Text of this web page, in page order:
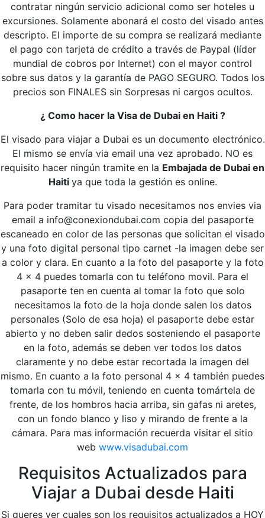
contratar ningún servicio adicional como ser hoteles u
excursiones. Solamente abonará el costo del visado antes
descripto. El importe de su compra se realizará mediante
el pago con tarjeta de crédito a través de Paypal (líder
mundial de cobros por Internet) con el mayor control
sobre sus datos y la garantía de PAGO SEGURO. Todos los
precios son FINALES sin Sorpresas ni cargos ocultos.
¿ Como hacer la Visa de Dubai en Haiti ?
El visado para viajar a Dubai es un documento electrónico.
El mismo se envía via email una vez aprobado. NO es
requisito hacer ningún tramite en la Embajada de Dubai en
Haiti ya que toda la gestión es online.
Para poder tramitar tu visado necesitamos nos envies via
email a info@conexiondubai.com copia del pasaporte
escaneado en color de las personas que solicitan el visado
y una foto digital personal tipo carnet -la imagen debe ser
a color y clara. En cuanto a la foto del pasaporte y la foto
4 x 4 puedes tomarla con tu teléfono movil. Para el
pasaporte ten en cuenta al tomar la foto que solo
necesitamos la foto de la hoja donde salen los datos
personales (Solo de esa hoja) el pasaporte debe estar
abierto y no deben salir dedos sosteniendo el pasaporte
en la foto, además se deben ver todos los datos
claramente y no debe estar recortada la imagen del
mismo. En cuanto a la foto personal 4 x 4 también puedes
tomarla con tu móvil, teniendo en cuenta tomártela de
frente, de los hombros hacia arriba, sin gafas ni aretes,
con un fondo blanco y liso y mirando de frente a la
cámara. Para mas información recuerda visitar el sitio
web www.visadubai.com
Requisitos Actualizados para
Viajar a Dubai desde Haiti
Si queres ver cuales son los requisitos actualizados a HOY